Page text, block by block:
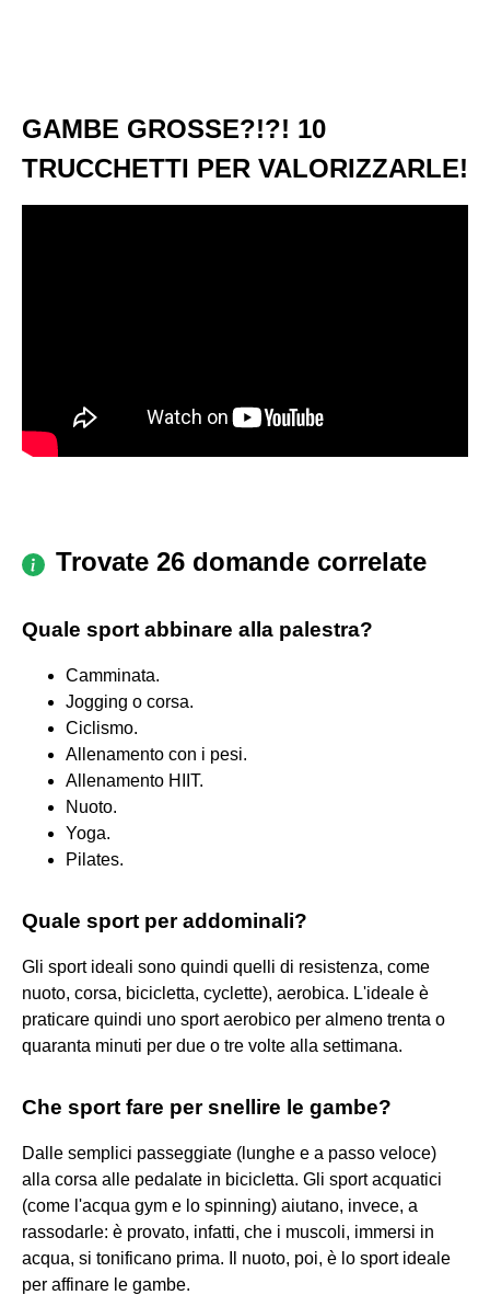
GAMBE GROSSE?!?! 10
TRUCCHETTI PER VALORIZZARLE!
Trovate 26 domande correlate
Quale sport abbinare alla palestra?
Camminata.
Jogging o corsa.
Ciclismo.
Allenamento con i pesi.
Allenamento HIIT.
Nuoto.
Yoga.
Pilates.
Quale sport per addominali?
Gli sport ideali sono quindi quelli di resistenza, come
nuoto, corsa, bicicletta, cyclette), aerobica. L'ideale è
praticare quindi uno sport aerobico per almeno trenta o
quaranta minuti per due o tre volte alla settimana.
Che sport fare per snellire le gambe?
Dalle semplici passeggiate (lunghe e a passo veloce)
alla corsa alle pedalate in bicicletta. Gli sport acquatici
(come l'acqua gym e lo spinning) aiutano, invece, a
rassodarle: è provato, infatti, che i muscoli, immersi in
acqua, si tonificano prima. Il nuoto, poi, è lo sport ideale
per affinare le gambe.